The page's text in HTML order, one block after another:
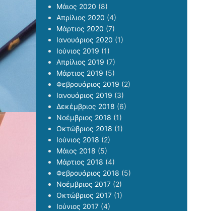
Μάιος 2020 (8)
Απρίλιος 2020 (4)
Μάρτιος 2020 (7)
Ιανουάριος 2020 (1)
Ιούνιος 2019 (1)
Απρίλιος 2019 (7)
Μάρτιος 2019 (5)
Φεβρουάριος 2019 (2)
Ιανουάριος 2019 (3)
Δεκέμβριος 2018 (6)
Νοέμβριος 2018 (1)
Οκτώβριος 2018 (1)
Ιούνιος 2018 (2)
Μάιος 2018 (5)
Μάρτιος 2018 (4)
Φεβρουάριος 2018 (5)
Νοέμβριος 2017 (2)
Οκτώβριος 2017 (1)
Ιούνιος 2017 (4)